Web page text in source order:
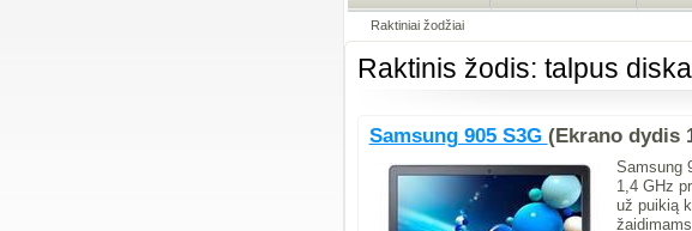
Raktiniai žodžiai
Raktinis žodis: talpus
Samsung 905 S3G (Ekrano dydis
Samsung
1,4 GHz
už puikią